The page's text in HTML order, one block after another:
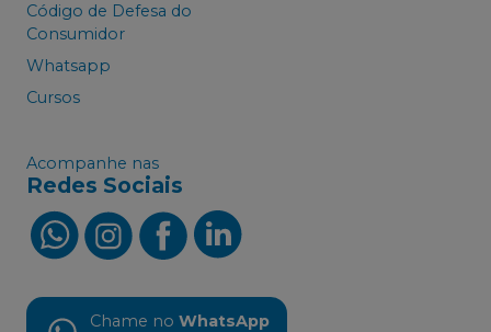
Código de Defesa do
Consumidor
Whatsapp
Cursos
Acompanhe nas
Redes Sociais
Chame no WhatsApp